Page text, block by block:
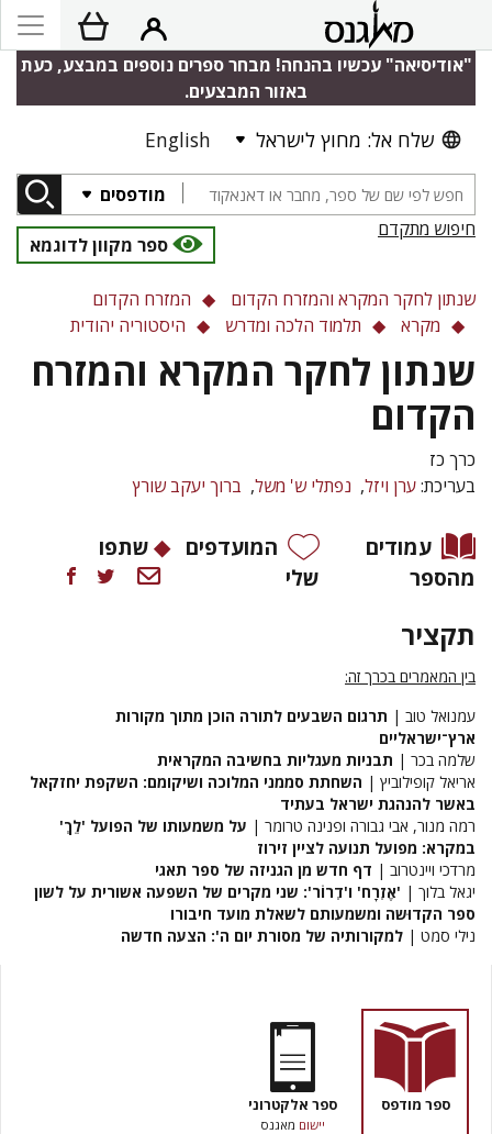
"אודיסיאה" עכשיו בהנחה! מבחר ספרים נוספים במבצע, כעת
באזור המבצעים.
שלח אל: מחוץ לישראל English
מודפסים
חיפוש מתקדם
ספר מקוון לדוגמא
שנתון לחקר המקרא והמזרח הקדום
המזרח הקדום
מקרא
תלמוד הלכה ומדרש היסטוריה יהודית
שנתון לחקר המקרא והמזרח
הקדום
כרך כז
בעריכת:ערן ויזל נפתלי ש' משל ברוך יעקב שורץ
עמודים
מהספר
המועדפים
שלי
שתפו
תקציר
בין המאמרים בכרך זה:
עמנואל טוב | תרגום השבעים לתורה הוכן מתוך מקורות
ארץ־ישראליים
שלמה בכר | תבניות מעגליות בחשיבה המקראית
אריאל קופילוביץ | השחתת סממני המלוכה ושיקומם: השקפת יחזקאל
באשר להנהגת ישראל בעתיד
רמה מנור, אבי גבורה ופנינה טרומר | על משמעותו של הפועל 'לֵךְ'
במקרא: מפועל תנועה לציין זירוז
מרדכי ויינטרוב | דף חדש מן הגניזה של ספר תאגי
יגאל בלוך | 'אֶזְרָח' ו'דְרוֹר': שני מקרים של השפעה אשורית על לשון
ספר הקדוּשה ומשמעותם לשאלת מועד חיבורו
נילי סמט | למקורותיה של מסורת יום ה': הצעה חדשה
ספר מודפס ספר אלקטרוני
יישום מאגנס